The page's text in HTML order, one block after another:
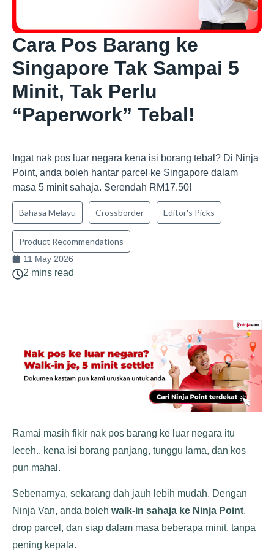
Cara Pos Barang ke
Singapore Tak Sampai 5
Minit, Tak Perlu
“Paperwork” Tebal!
Ingat nak pos luar negara kena isi borang tebal? Di Ninja
Point, anda boleh hantar parcel ke Singapore dalam
masa 5 minit sahaja. Serendah RM17.50!
Bahasa Melayu Crossborder Editor's Picks
Product Recommendations
11 May 2026
2 mins read
Ramai masih fikir nak pos barang ke luar negara itu
leceh.. kena isi borang panjang, tunggu lama, dan kos
pun mahal.
Sebenarnya, sekarang dah jauh lebih mudah. Dengan
Ninja Van, anda boleh walk-in sahaja ke Ninja Point,
drop parcel, dan siap dalam masa beberapa minit, tanpa
pening kepala.